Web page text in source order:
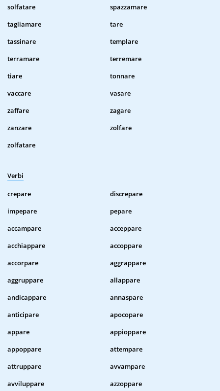
solfatare
spazzamare
tagliamare
tare
tassinare
templare
terramare
terremare
tiare
tonnare
vaccare
vasare
zaffare
zagare
zanzare
zolfare
zolfatare
Verbi
crepare
discrepare
impepare
pepare
accampare
acceppare
acchiappare
accoppare
accorpare
aggrappare
aggruppare
allappare
andicappare
annaspare
anticipare
apocopare
appare
appioppare
appoppare
attempare
attruppare
avvampare
avviluppare
azzoppare